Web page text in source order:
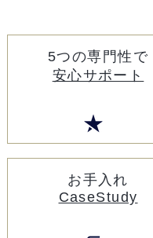
5つの専門性で
安心サポート
​お手入れ
CaseStudy